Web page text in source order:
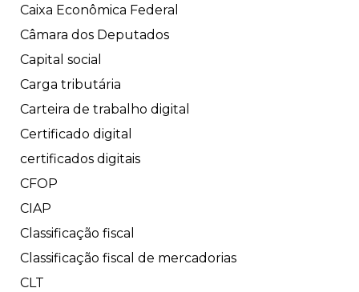
Caixa Econômica Federal
Câmara dos Deputados
Capital social
Carga tributária
Carteira de trabalho digital
Certificado digital
certificados digitais
CFOP
CIAP
Classificação fiscal
Classificação fiscal de mercadorias
CLT